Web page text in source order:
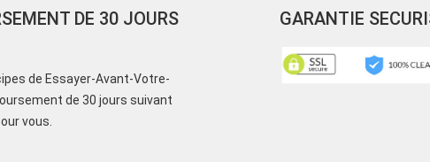
DE 30 JOURS
de Essayer-Avant-Votre-
de 30 jours suivant
vous.
GARANTIE